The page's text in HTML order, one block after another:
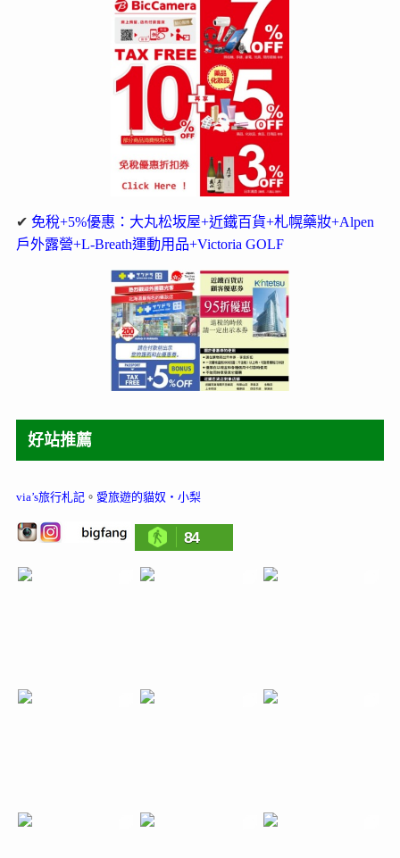
✔ 免稅+5%優惠：大丸松坂屋+近鐵百貨+札幌藥妝+Alpen
戶外露營+L-Breath運動用品+Victoria GOLF
好站推薦
via’s旅行札記。 愛旅遊的貓奴‧小梨
84